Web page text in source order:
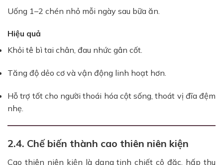
Uống 1–2 chén nhỏ mỗi ngày sau bữa ăn.
Hiệu quả
Khỏi tê bì tai chân, đau nhức gân cốt.
Tăng độ dẻo cơ và vận động linh hoạt hơn.
Hỗ trợ tốt cho người thoái hóa cột sống, thoát vị đĩa đệm
nhẹ.
2.4. Chế biến thành cao thiên niên kiện
Cao thiên niên kiện là dạng tinh chiết cô đặc, hấp thu